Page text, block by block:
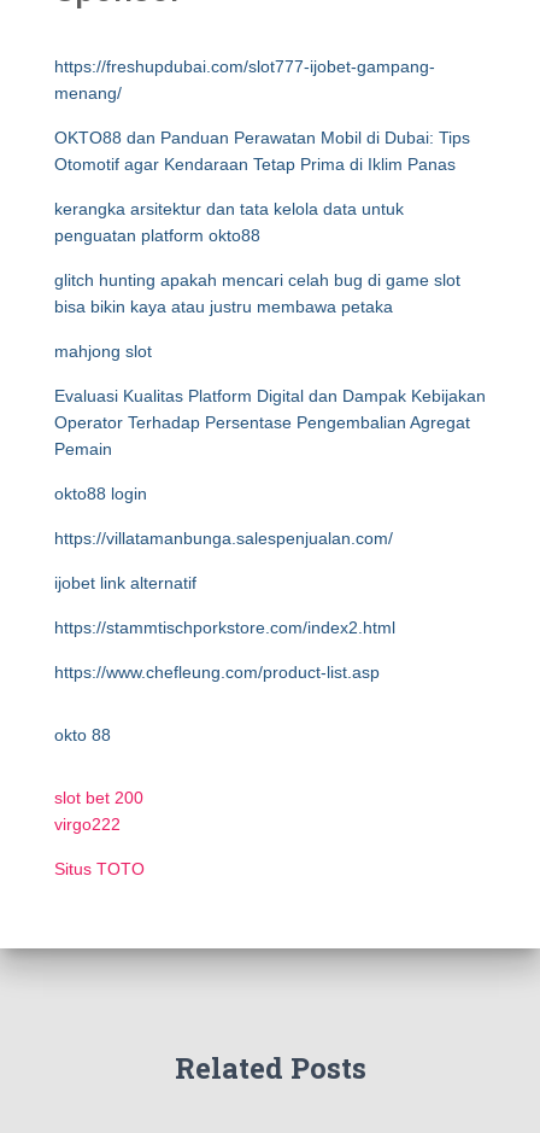
https://freshupdubai.com/slot777-ijobet-gampang-
menang/
OKTO88 dan Panduan Perawatan Mobil di Dubai: Tips
Otomotif agar Kendaraan Tetap Prima di Iklim Panas
kerangka arsitektur dan tata kelola data untuk
penguatan platform okto88
glitch hunting apakah mencari celah bug di game slot
bisa bikin kaya atau justru membawa petaka
mahjong slot
Evaluasi Kualitas Platform Digital dan Dampak Kebijakan
Operator Terhadap Persentase Pengembalian Agregat
Pemain
okto88 login
https://villatamanbunga.salespenjualan.com/
ijobet link alternatif
https://stammtischporkstore.com/index2.html
https://www.chefleung.com/product-list.asp
okto 88
slot bet 200
virgo222
Situs TOTO
Related Posts